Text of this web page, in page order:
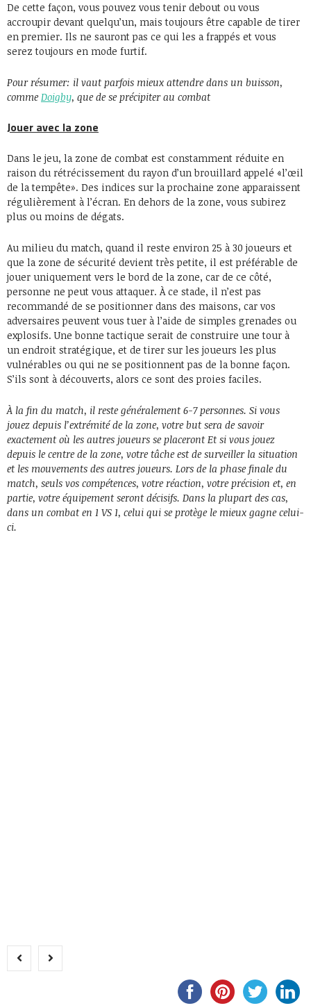
De cette façon, vous pouvez vous tenir debout ou vous
accroupir devant quelqu’un, mais toujours être capable de tirer
en premier. Ils ne sauront pas ce qui les a frappés et vous
serez toujours en mode furtif.
Pour résumer: il vaut parfois mieux attendre dans un buisson,
commeDoigby, que de se précipiter au combat
Jouer avec la zone
Dans le jeu, la zone de combat est constamment réduite en
raison du rétrécissement du rayon d’un brouillard appelé «l’œil
de la tempête». Des indices sur la prochaine zone apparaissent
régulièrement à l’écran. En dehors de la zone, vous subirez
plus ou moins de dégats.
Au milieu du match, quand il reste environ 25 à 30 joueurs et
que la zone de sécurité devient très petite, il est préférable de
jouer uniquement vers le bord de la zone, car de ce côté,
personne ne peut vous attaquer. À ce stade, il n’est pas
recommandé de se positionner dans des maisons, car vos
adversaires peuvent vous tuer à l’aide de simples grenades ou
explosifs. Une bonne tactique serait de construire une tour à
un endroit stratégique, et de tirer sur les joueurs les plus
vulnérables ou qui ne se positionnent pas de la bonne façon.
S’ils sont à découverts, alors ce sont des proies faciles.
À la fin du match, il reste généralement 6-7 personnes. Si vous
jouez depuis l’extrémité de la zone, votre but sera de savoir
exactement où les autres joueurs se placeront Et si vous jouez
depuis le centre de la zone, votre tâche est de surveiller la situation
et les mouvements des autres joueurs. Lors de la phase finale du
match, seuls vos compétences, votre réaction, votre précision et, en
partie, votre équipement seront décisifs. Dans la plupart des cas,
dans un combat en 1 VS 1, celui qui se protège le mieux gagne celui-
ci.